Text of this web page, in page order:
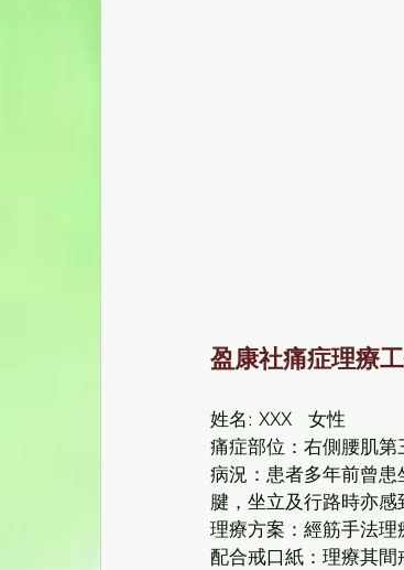
盈康社痛症理療
姓名: XXX   女性
痛症部位：右側腰肌
病況：患者多年前曾
腱，坐立及行路時亦感
理療方案：經筋手法
配合戒口紙：理療其